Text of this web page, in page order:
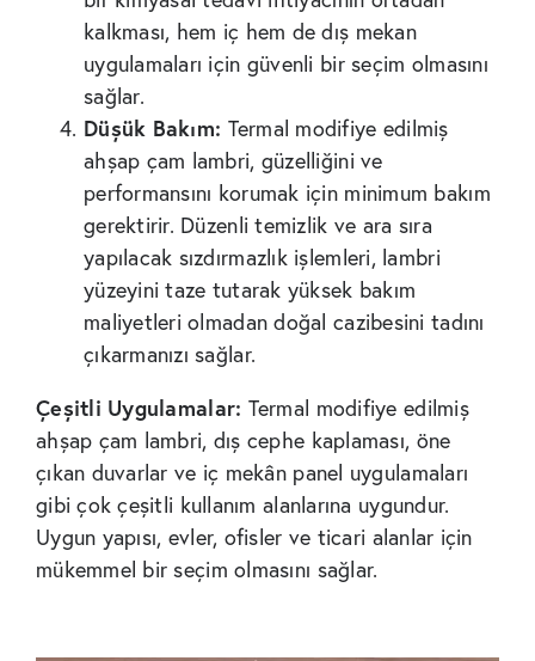
kalkması, hem iç hem de dış mekan
uygulamaları için güvenli bir seçim olmasını
sağlar.
Düşük Bakım: Termal modifiye edilmiş
ahşap çam lambri, güzelliğini ve
performansını korumak için minimum bakım
gerektirir. Düzenli temizlik ve ara sıra
yapılacak sızdırmazlık işlemleri, lambri
yüzeyini taze tutarak yüksek bakım
maliyetleri olmadan doğal cazibesini tadını
çıkarmanızı sağlar.
Çeşitli Uygulamalar: Termal modifiye edilmiş
ahşap çam lambri, dış cephe kaplaması, öne
çıkan duvarlar ve iç mekân panel uygulamaları
gibi çok çeşitli kullanım alanlarına uygundur.
Uygun yapısı, evler, ofisler ve ticari alanlar için
mükemmel bir seçim olmasını sağlar.